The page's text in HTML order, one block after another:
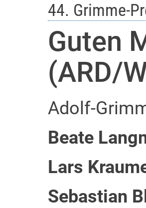
44. Grimme-
Guten
(ARD/
Adolf-
Beate
Lars
Sebastian